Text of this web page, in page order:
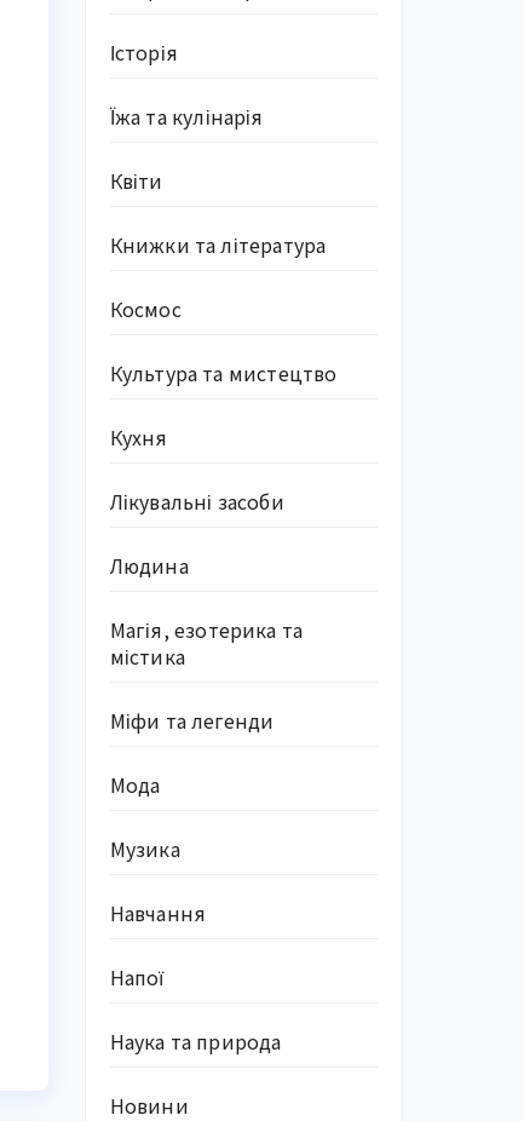
Історія
Їжа та кулінарія
Квіти
Книжки та література
Космос
Культура та мистецтво
Кухня
Лікувальні засоби
Людина
Магія, езотерика та
містика
Міфи та легенди
Мода
Музика
Навчання
Напої
Наука та природа
Новини